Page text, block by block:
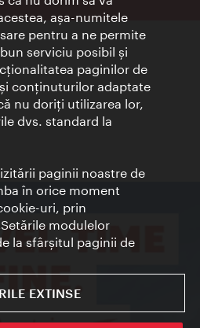
aşa-numitele
pentru a ne permite
serviciu posibil şi
paginilor de
conţinuturilor adaptate
nu doriţi utilizarea lor,
dvs. standard la
paginii noastre de
în orice moment
uri, prin
modulelor
la sfârşitul paginii de
EXTINSE